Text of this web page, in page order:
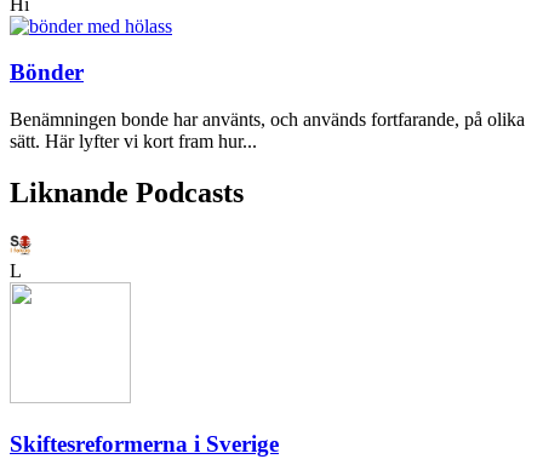
Bönder
Benämningen bonde har använts, och används fortfarande, på olika
sätt. Här lyfter vi kort fram hur...
Liknande Podcasts
L
Skiftesreformerna i Sverige